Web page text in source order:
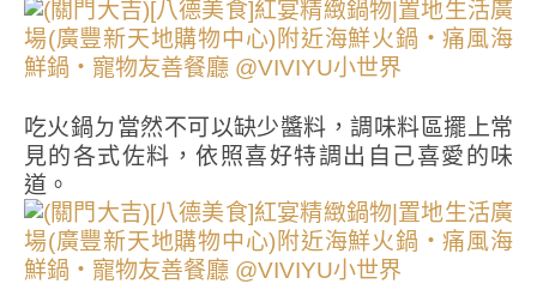
吃火鍋ㄉ當然不可以缺少醬料，調味料區擺上常
見的各式佐料，依照喜好特調出自己喜愛的味
道。